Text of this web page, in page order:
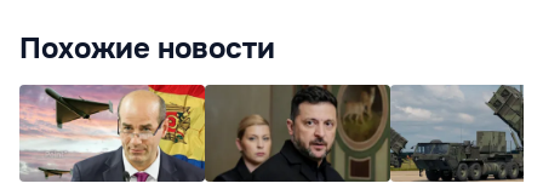
Похожие новости